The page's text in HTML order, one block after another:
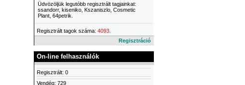
Üdvözöljük legutóbb regisztrált tagjainkat:
ssandorr, kiseniko, Kszaniszlo, Cosmetic
Plant, 64petrik.
Regisztrált tagok száma: 4093
Regisztráció
On-line felhasználók
Regisztrált: 0
Vendég: 729